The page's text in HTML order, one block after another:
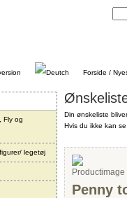
Forside /
Fly og
legetøj
Din ønskeliste
Hvis du ikke kan
Penny